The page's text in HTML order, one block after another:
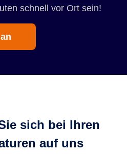
schnell vor Ort sein!
sich bei Ihren
auf uns